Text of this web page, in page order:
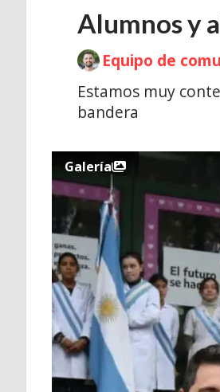
Alumnos y
Estamos muy
bandera
Equipo de
Galería